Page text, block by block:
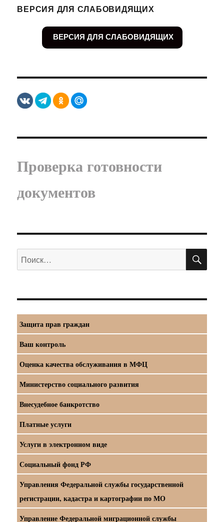
ВЕРСИЯ ДЛЯ СЛАБОВИДЯЩИХ
ВЕРСИЯ ДЛЯ СЛАБОВИДЯЩИХ
Проверка готовности
документов
Искать:
Защита прав граждан
Ваш контроль
Оценка качества обслуживания в МФЦ
Министерство социального развития
Внесудебное банкротство
Платные услуги
Услуги в электронном виде
Социальный фонд РФ
Управления Федеральной службы государственной
регистрации, кадастра и картографии по МО
Управление Федеральной миграционной службы